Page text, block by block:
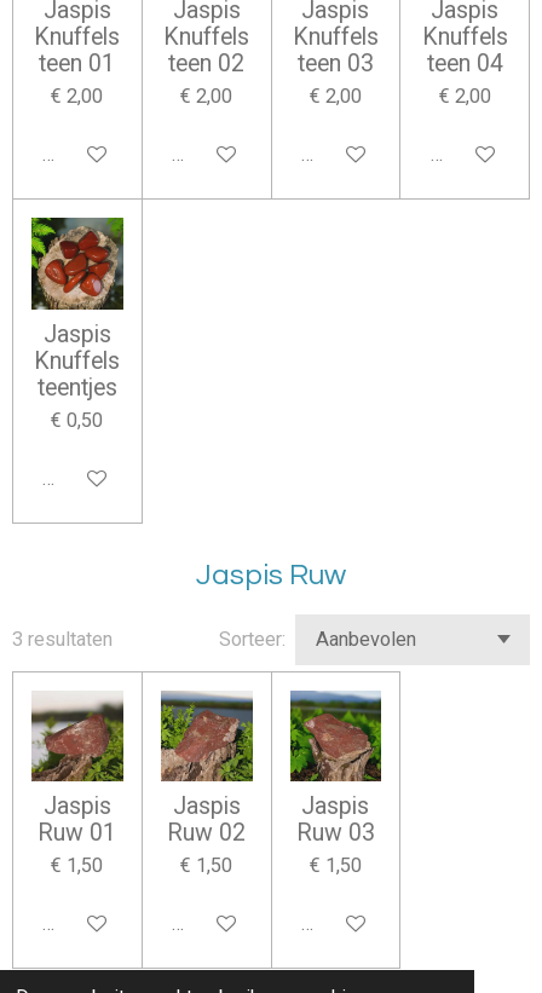
Jaspis
Knuffels
teen 01
€ 2,00
In winkelwagen
Jaspis
Knuffels
teen 02
€ 2,00
In winkelwagen
Jaspis
Knuffels
teen 03
€ 2,00
In winkelwagen
Jaspis
Knuffels
teen 04
€ 2,00
In
Jaspis
Knuffels
teentjes
€ 0,50
In winkelwagen
Jaspis Ruw
3 resultaten Sorteer:
Jaspis
Ruw 01
€ 1,50
In winkelwagen
Jaspis
Ruw 02
€ 1,50
In winkelwagen
Jaspis
Ruw 03
€ 1,50
In winkelwagen